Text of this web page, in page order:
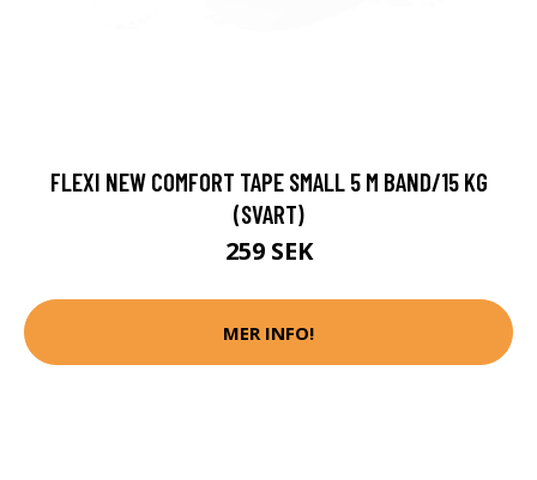
FLEXI NEW COMFORT TAPE SMALL 5 M BAND/15 KG
(SVART)
259 SEK
MER INFO!